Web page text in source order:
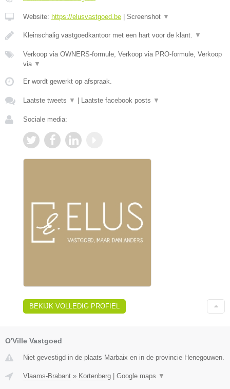
Website: https://elusvastgoed.be Screenshot ▼
Kleinschalig vastgoedkantoor met een hart voor de klant. ▼
Verkoop via OWNERS-formule, Verkoop via PRO-formule, Verkoop
via ▼
Er wordt gewerkt op afspraak.
Laatste tweets ▼ Laatste facebook posts ▼
Sociale media:
BEKIJK VOLLEDIG PROFIEL
O'Ville Vastgoed
Niet gevestigd in de plaats Marbaix en in de provincie Henegouwen.
Vlaams-Brabant » Kortenberg Google maps ▼